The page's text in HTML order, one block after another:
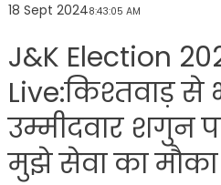
18 Sept 20248:43:05 AM
J&K Election
Live:किश्तवाड़ से
उम्मीदवार शगुन
मुझे सेवा का